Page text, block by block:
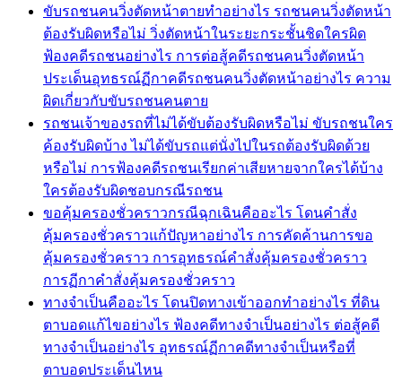
ขับรถชนคนวิ่งตัดหน้าตายทำอย่างไร รถชนคนวิ่งตัดหน้า
ต้องรับผิดหรือไม่ วิ่งตัดหน้าในระยะกระชั้นชิดใครผิด
ฟ้องคดีรถชนอย่างไร การต่อสู้คดีรถชนคนวิ่งตัดหน้า
ประเด็นอุทธรณ์ฏีกาคดีรถชนคนวิ่งตัดหน้าอย่างไร ความ
ผิดเกี่ยวกับขับรถชนคนตาย
รถชนเจ้าของรถที่ไม่ได้ขับต้องรับผิดหรือไม่ ขับรถชนใคร
ค้องรับผิดบ้าง ไม่ได้ขับรถแต่นั่งไปในรถต้องรับผิดด้วย
หรือไม่ การฟ้องคดีรถชนเรียกค่าเสียหายจากใครได้บ้าง
ใครต้องรับผิดชอบกรณีรถชน
ขอคุ้มครองชั่วคราวกรณีฉุกเฉินคืออะไร โดนคำสั่ง
คุ้มครองชั่วคราวแก้ปัญหาอย่างไร การคัดค้านการขอ
คุ้มครองชั่วคราว การอุทธรณ์คำสั่งคุ้มครองชั่วคราว
การฏีกาคำสั่งคุ้มครองชั่วคราว
ทางจำเป็นคืออะไร โดนปิดทางเข้าออกทำอย่างไร ที่ดิน
ตาบอดแก้ไขอย่างไร ฟ้องคดีทางจำเป็นอย่างไร ต่อสู้คดี
ทางจำเป็นอย่างไร อุทธรณ์ฏีกาคดีทางจำเป็นหรือที่
ตาบอดประเด็นไหน